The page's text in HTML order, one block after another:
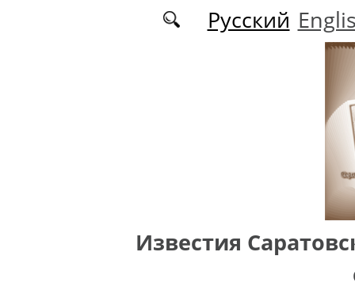
Перейти к основному содержаниюРусский
Известия